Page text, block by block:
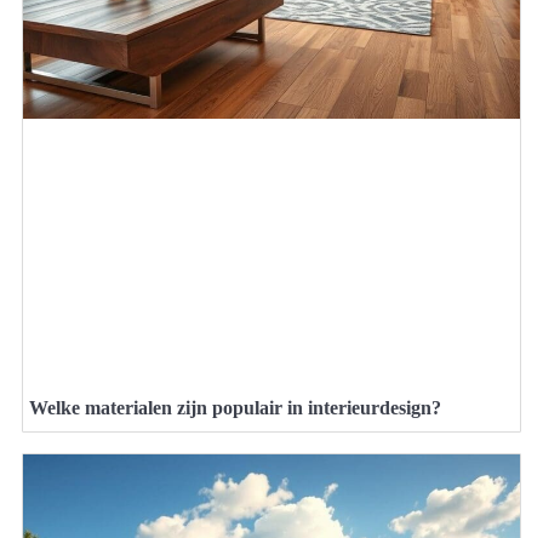
Welke materialen zijn populair in interieurdesign?